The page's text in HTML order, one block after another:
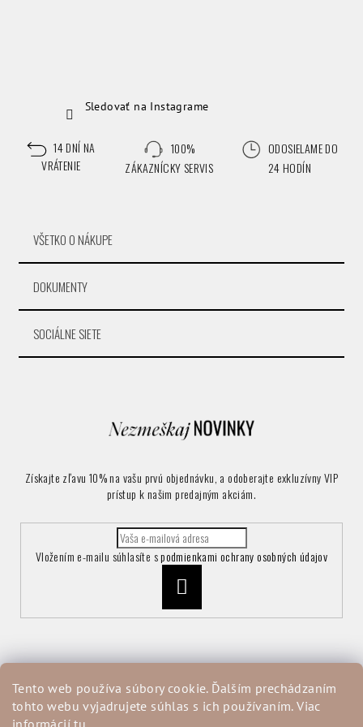
Tento web používa súbory cookie. Ďalším prechádzaním
tohto webu vyjadrujete súhlas s ich používaním. Viac
informáciítu
Sledovať na Instagrame
14 DNÍ NA
VRÁTENIE
100%
ZÁKAZNÍCKY SERVIS
ODOSIELAME DO
24 HODÍN
VŠETKO O NÁKUPE
DOKUMENTY
SOCIÁLNE SIETE
Získajte zľavu 10% na vašu prvú objednávku, a odoberajte exkluzívny VIP
prístup k našim predajným akciám.
Vložením e-mailu súhlasíte spodmienkami ochrany osobných údajov
Vrátenie a reklamácia tovaru